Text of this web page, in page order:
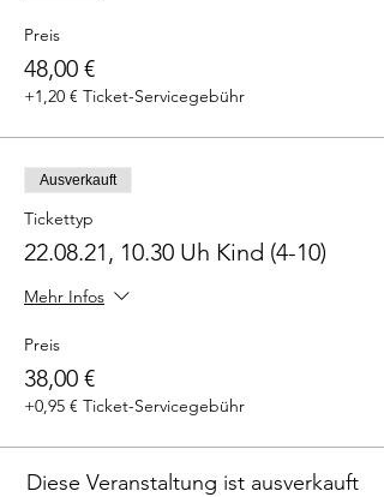
Preis
48,00 €
+1,20 € Ticket-Servicegebühr
Ausverkauft
Tickettyp
22.08.21, 10.30 Uh Kind (4-10)
Mehr Infos
Preis
38,00 €
+0,95 € Ticket-Servicegebühr
Diese Veranstaltung ist ausverkauft